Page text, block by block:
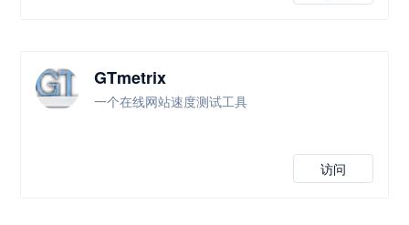
GTmetrix
一个在线网站速度测试工具
访问